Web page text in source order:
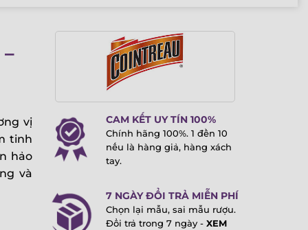
vị
tinh
hảo
và
CAM KẾT UY TÍN 100%
Chính hãng 100%. 1 đền 10
nếu là hàng giả, hàng xách
tay.
7 NGÀY ĐỔI TRẢ MIỄN PHÍ
Chọn lại mẫu, sai mẫu rượu.
Đổi trả trong 7 ngày -XEM